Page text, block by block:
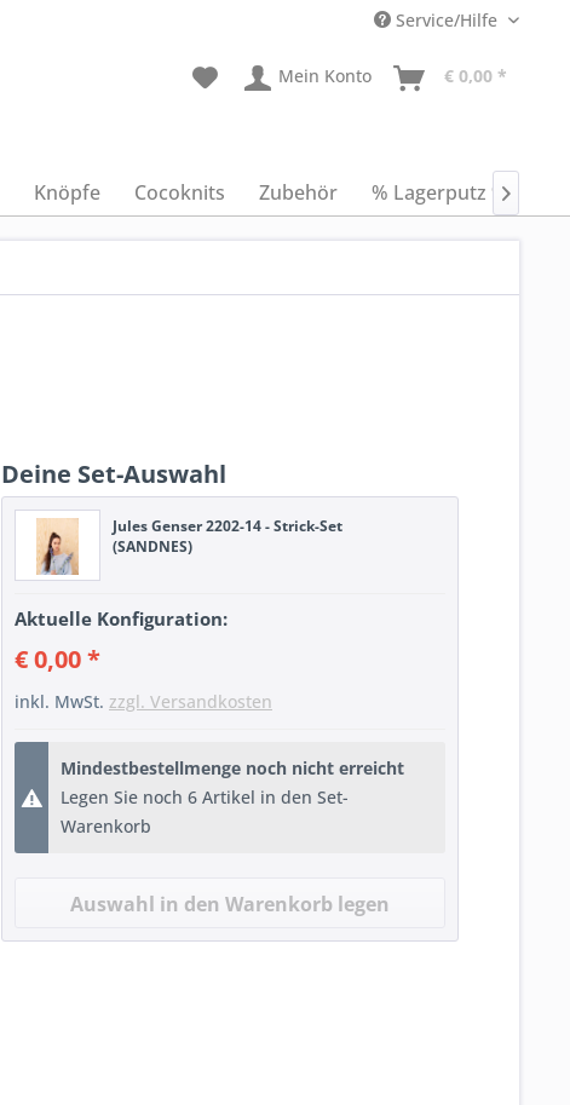
Service/Hilfe
Mein Konto € 0,00 *
Knöpfe Cocoknits Zubehör % Lagerputz %
Deine Set-Auswahl
Jules Genser 2202-14 - Strick-Set
(SANDNES)
Aktuelle Konfiguration:
€ 0,00 *
inkl. MwSt. zzgl. Versandkosten
Mindestbestellmenge noch nicht erreicht
Legen Sie noch 6 Artikel in den Set-
Warenkorb